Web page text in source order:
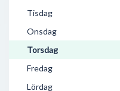
Tisdag
Onsdag
Torsdag
Fredag
Lördag